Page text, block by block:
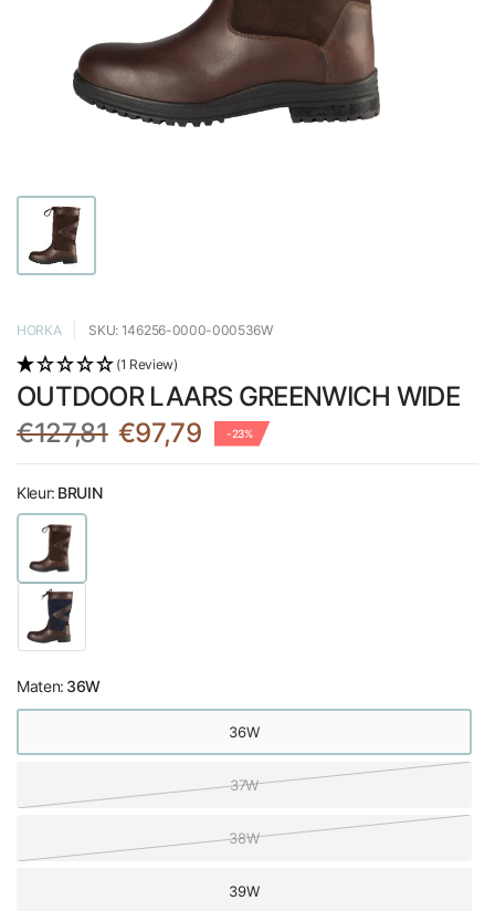
HORKA SKU: 146256-0000-000536W
(1 Review)
OUTDOOR LAARS GREENWICH WIDE
€127,81 €97,79 -23%
Kleur: BRUIN
Maten: 36W
36W
37W
38W
39W